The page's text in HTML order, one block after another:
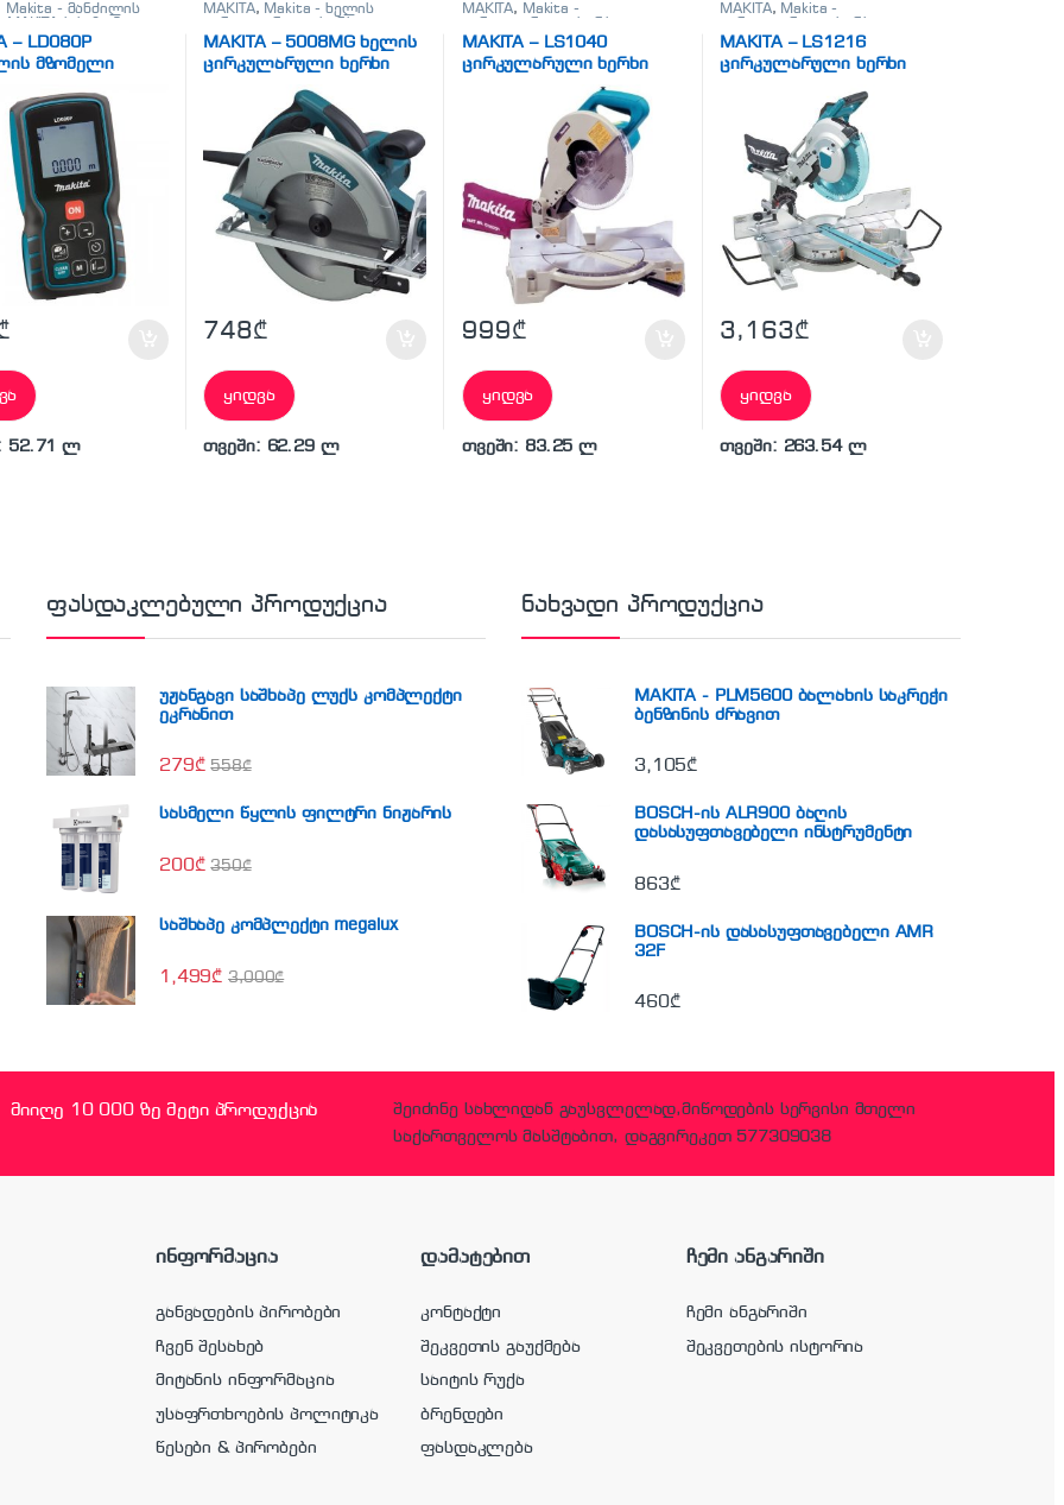
Makita - მანძილის
– LD080P
მზომელი
52.71 ლ
MAKITA, Makita - ხელის
სხვადასხვა
MAKITA – 5008MG ხელის
ცირკულარული ხერხი
748₾
ყიდვა
თვეში: 62.29 ლ
MAKITA, Makita -
ცირკულარული ხერხი
MAKITA – LS1040
ცირკულარული ხერხი
999₾
ყიდვა
თვეში: 83.25 ლ
MAKITA, Makita -
ცირკულარული ხერხი
MAKITA – LS1216
ცირკულარული ხერხი
3,163₾
ყიდვა
თვეში: 263.54 ლ
ფასდაკლებული პროდუქცია
უჟანგავი საშხაპე ლუქს კომპლექტი
ეკრანით
279₾ 558₾
სასმელი წყლის ფილტრი ნიჟარის
200₾ 350₾
საშხაპე კომპლექტი megalux
1,499₾ 3,000₾
ნახვადი პროდუქცია
MAKITA - PLM5600 ბალახის საკრეჭი
ბენზინის ძრავით
3,105₾
BOSCH-ის ALR900 ბაღის
დასასუფთავებელი ინსტრუმენტი
863₾
BOSCH-ის დასასუფთავებელი AMR
32F
460₾
მიიღე 10 000 ზე მეტი პროდუქცია
შეიძინე სახლიდან გაუსვლელად,მიწოდების სერვისი მთელი
საქართველოს მასშტაბით, დაგვირეკეთ 577309038
ინფორმაცია
განვადების პირობები
ჩვენ შესახებ
მიტანის ინფორმაცია
უსაფრთხოების პოლიტიკა
წესები & პირობები
დამატებით
კონტაქტი
შეკვეთის გაუქმება
საიტის რუქა
ბრენდები
ფასდაკლება
ჩემი ანგარიში
ჩემი ანგარიში
შეკვეთების ისტორია